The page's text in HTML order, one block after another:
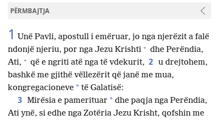
PËRMBAJTJA
1 Unë Pavli, apostull i emëruar, jo nga njerëzit a falë
ndonjë njeriu, por nga Jezu Krishti + dhe Perëndia,
Ati, + që e ngriti atë nga të vdekurit, 2 u drejtohem,
bashkë me gjithë vëllezërit që janë me mua,
kongregacioneve * të Galatisë:
3 Mirësia e pamerituar * dhe paqja nga Perëndia,
Ati ynë, si edhe nga Zotëria Jezu Krisht, qofshin me